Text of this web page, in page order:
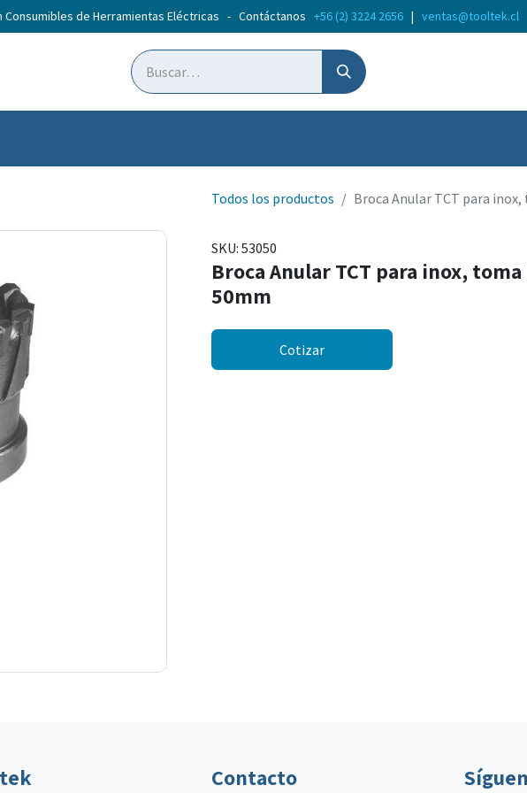
Consumibles de Herramientas Eléctricas - Contáctanos +56 (2) 3224 2656 | ventas@tooltek.cl
Todos los productos Broca Anular TCT para
SKU: 53050
Broca Anular TCT para inox,
50mm
Cotizar
Contacto